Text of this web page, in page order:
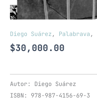
Diego Suárez, Palabrava,
$30,000.00
Autor: Diego Suárez
ISBN: 978-987-4156-69-3